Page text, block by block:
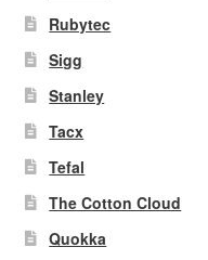
Rubytec
Sigg
Stanley
Tacx
Tefal
The Cotton Cloud
Quokka